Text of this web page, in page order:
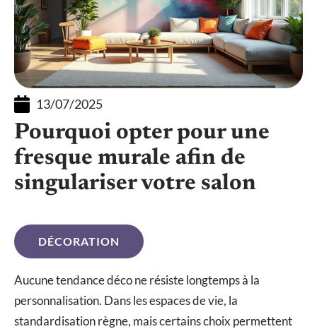
13/07/2025
Pourquoi opter pour une
fresque murale afin de
singulariser votre salon
DÉCORATION
Aucune tendance déco ne résiste longtemps à la
personnalisation. Dans les espaces de vie, la
standardisation règne, mais certains choix permettent